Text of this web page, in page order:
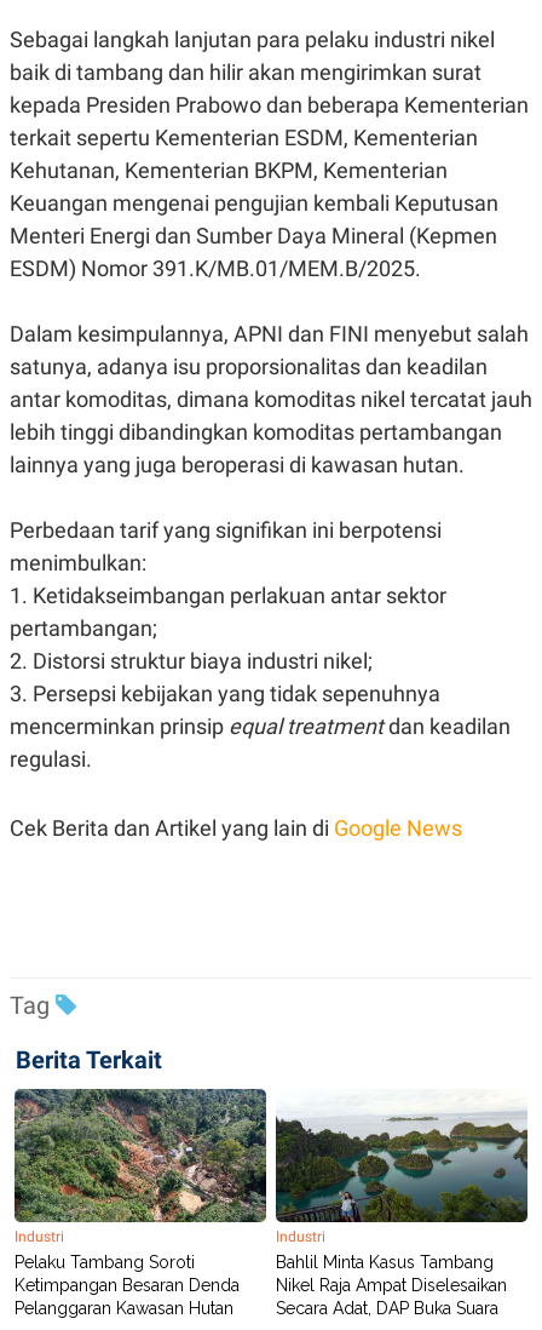
T
D
A
T
A
E
S
O
T
A
N
T
I
S
U
S
JARINGAN
K
O
T
A
A
D
E
M
P
R
S
E
E
A
S
E
D
A
N
G
N
I
N
E
A
E
P
P
R
A
D
E
R
T
I
S
I
N
G
K
G
M
E
D
I
Sebagai langkah lanjutan para pelaku industri nikel
baik di tambang dan hilir akan mengirimkan surat
kepada Presiden Prabowo dan beberapa Kementerian
terkait sepertu Kementerian ESDM, Kementerian
Kehutanan, Kementerian BKPM, Kementerian
Keuangan mengenai pengujian kembali Keputusan
Menteri Energi dan Sumber Daya Mineral (Kepmen
ESDM) Nomor 391.K/MB.01/MEM.B/2025.
Dalam kesimpulannya, APNI dan FINI menyebut salah
satunya, adanya isu proporsionalitas dan keadilan
antar komoditas, dimana komoditas nikel tercatat jauh
lebih tinggi dibandingkan komoditas pertambangan
lainnya yang juga beroperasi di kawasan hutan.
Perbedaan tarif yang signifikan ini berpotensi
menimbulkan:
1. Ketidakseimbangan perlakuan antar sektor
pertambangan;
2. Distorsi struktur biaya industri nikel;
3. Persepsi kebijakan yang tidak sepenuhnya
mencerminkan prinsip equal treatmentdan keadilan
regulasi.
Cek Berita dan Artikel yang lain di Google News
Tag
Berita Terkait
Industri
Pelaku Tambang Soroti
Ketimpangan Besaran Denda
Pelanggaran Kawasan Hutan
Industri
Bahlil Minta Kasus Tambang
Nikel Raja Ampat Diselesaikan
Secara Adat, DAP Buka Suara